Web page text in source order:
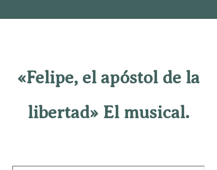
«Felipe, el apóstol de la
libertad» El musical.